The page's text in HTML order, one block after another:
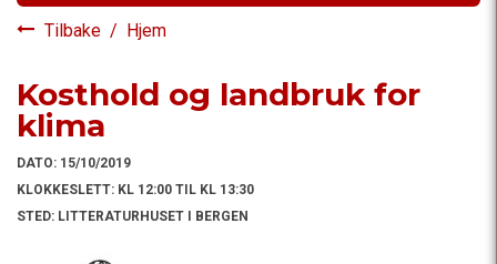
Tilbake / Hjem
Kosthold og landbruk for
klima
DATO: 15/10/2019
KLOKKESLETT: KL 12:00 TIL KL 13:30
STED: LITTERATURHUSET I BERGEN